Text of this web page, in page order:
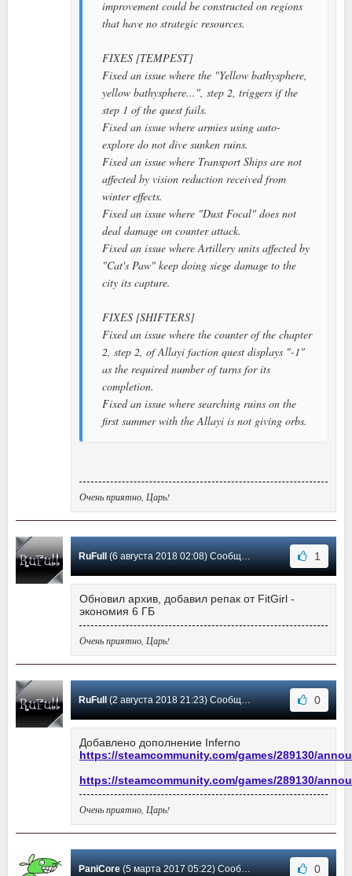
improvement could be constructed on regions
that have no strategic resources.
FIXES [TEMPEST]
Fixed an issue where the "Yellow bathysphere,
yellow bathysphere...", step 2, triggers if the
step 1 of the quest fails.
Fixed an issue where armies using auto-
explore do not dive sunken ruins.
Fixed an issue where Transport Ships are not
affected by vision reduction received from
winter effects.
Fixed an issue where "Dust Focal" does not
deal damage on counter attack.
Fixed an issue where Artillery units affected by
"Cat's Paw" keep doing siege damage to the
city its capture.
FIXES [SHIFTERS]
Fixed an issue where the counter of the chapter
2, step 2, of Allayi faction quest displays "-1"
as the required number of turns for its
completion.
Fixed an issue where searching ruins on the
first summer with the Allayi is not giving orbs.
Очень приятно, Царь!
RuFull(6 августа 2018 02:08) Сообщение #10 1
Обновил архив, добавил репак от FitGirl -
экономия 6 ГБ
Очень приятно, Царь!
RuFull(2 августа 2018 21:23) Сообщение #9 0
Добавлено дополнение Inferno
https://steamcommunity.com/games/289130/
https://steamcommunity.com/games/289130/
Очень приятно, Царь!
PaniCore(5 марта 2017 05:22) Сообщение #8 0